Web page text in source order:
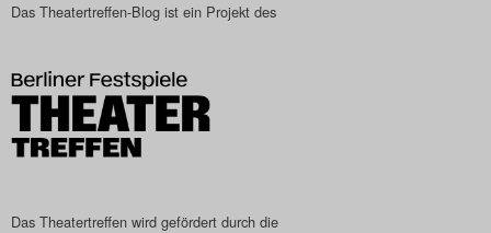
Das Theatertreffen-Blog ist ein Projekt des
Das Theatertreffen wird gefördert durch die